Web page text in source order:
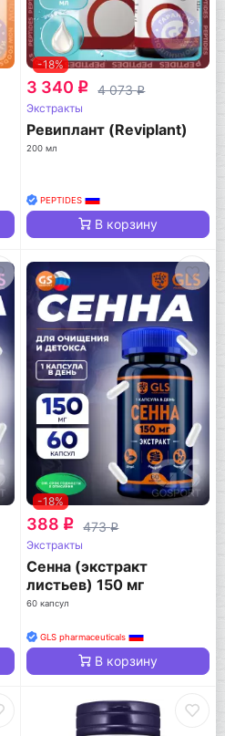
-18%
3 340 q 4 073q
Экстракты
Ревиплант (Reviplant)
200 мл
PEPTIDES
В корзину
-18%
388 q 473q
Экстракты
Сенна (экстракт
листьев) 150 мг
60 капсул
GLS pharmaceuticals
В корзину